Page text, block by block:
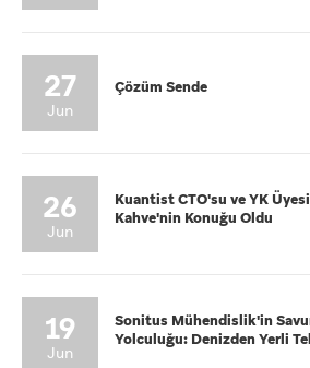
27
Jun
Çözüm Sende
26
Jun
Kuantist CTO'su ve YK
Kahve'nin Konuğu Oldu
19
Jun
Sonitus Mühendislik'in
Yolculuğu: Denizden Yerli